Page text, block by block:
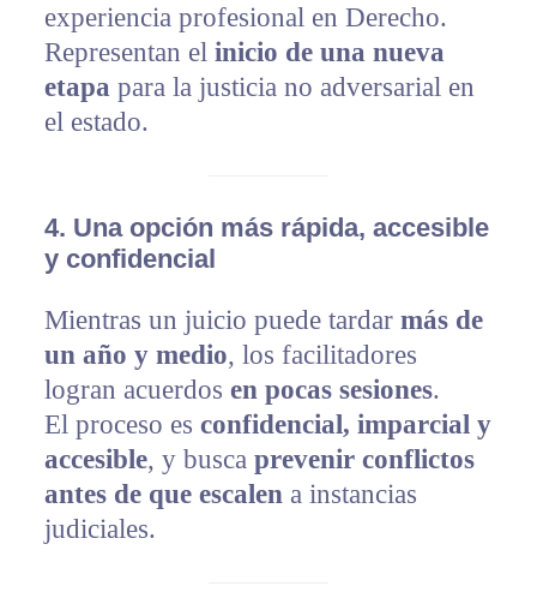
experiencia profesional en Derecho.
Representan el inicio de una nueva
etapa para la justicia no adversarial en
el estado.
4. Una opción más rápida, accesible
y confidencial
Mientras un juicio puede tardar más de
un año y medio, los facilitadores
logran acuerdos en pocas sesiones.
El proceso es confidencial, imparcial y
accesible, y busca prevenir conflictos
antes de que escalen a instancias
judiciales.